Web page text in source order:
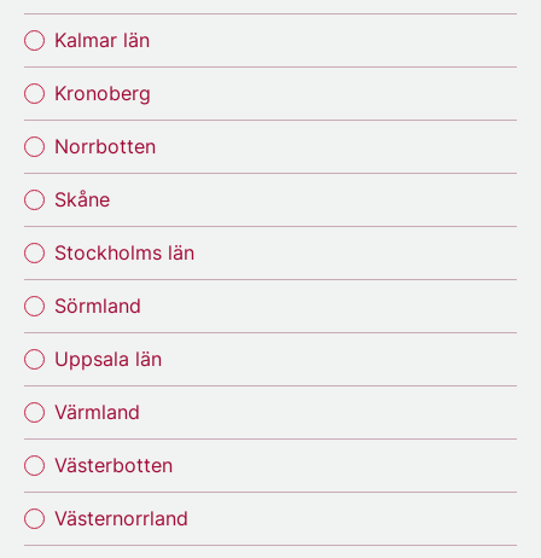
Kalmar län
Kronoberg
Norrbotten
Skåne
Stockholms län
Sörmland
Uppsala län
Värmland
Västerbotten
Västernorrland